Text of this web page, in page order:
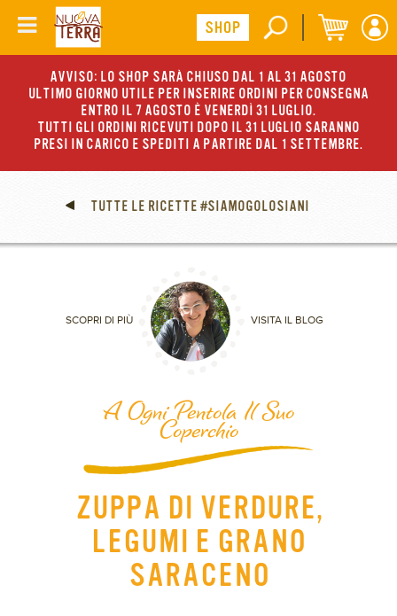
AVVISO: LO SHOP SARÀ CHIUSO DAL 1 AL 31 AGOSTO
ULTIMO GIORNO UTILE PER INSERIRE ORDINI PER CONSEGNA
ENTRO IL 7 AGOSTO È VENERDÌ 31 LUGLIO.
TUTTI GLI ORDINI RICEVUTI DOPO IL 31 LUGLIO SARANNO
PRESI IN CARICO E SPEDITI A PARTIRE DAL 1 SETTEMBRE.
TUTTE LE RICETTE #SIAMOGOLOSIANI
SCOPRI DI PIÙ VISITA IL BLOG
A Ogni Pentola Il Suo
Coperchio
ZUPPA DI VERDURE,
LEGUMI E GRANO
SARACENO